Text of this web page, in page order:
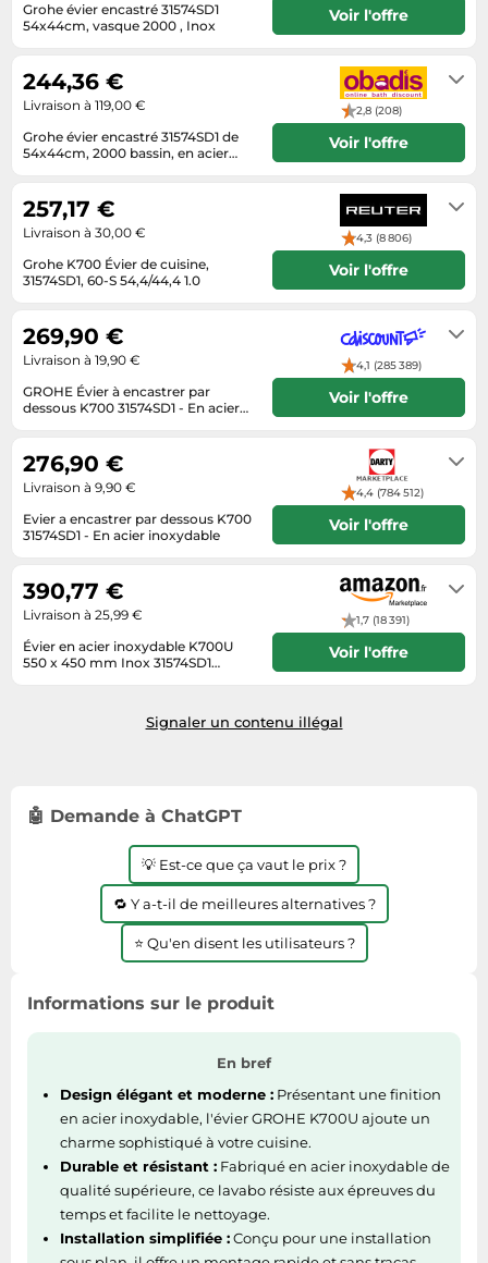
Taille-haies
Textiles de maison
Tondeuses
Tronçonneuses
Tuyaux d'arrosage
Éclairage
Éviers
Informatique
Jeux électroniques
Lave-linge
Machines à coudre
Montres connectées
Objectifs photo
Ordinateurs portables
Photo
Reflex numériques
Réfrigérateurs
Sèche-linge
Tablettes tactiles
Tondeuses cheveux & barbe
Téléphonie
Téléviseurs
Télévision & vidéo
Vélos
Vêtements de sport
Équipement outdoor
Grohe évier encastré 31574SD1
54x44cm, vasque 2000 , Inox
Voir l'offre
Grohe évier encastré 31574SD1 de
54x44cm, 2000 bassin, en acier
2,8 (208)
244,36 €
Livraison à 119,00 €
Voir l'offre
Grohe K700 Évier de cuisine,
31574SD1, 60-S 54,4/44,4 1.0
4,3 (8 806)
257,17 €
Livraison à 30,00 €
Voir l'offre
GROHE Évier à encastrer par
dessous K700 31574SD1 - En acier
4,1 (285 389)
269,90 €
Livraison à 19,90 €
Voir l'offre
Evier a encastrer par dessous K700
31574SD1 - En acier inoxydable
4,4 (784 512)
276,90 €
Livraison à 9,90 €
Voir l'offre
Évier en acier inoxydable K700U
550 x 450 mm Inox 31574SD1
1,7 (18 391)
390,77 €
Livraison à 25,99 €
Voir l'offre
Signaler un contenu illégal
🤖 Demande à ChatGPT
💡 Est-ce que ça vaut le prix ?
🔁 Y a-t-il de meilleures alternatives ?
⭐ Qu'en disent les utilisateurs ?
Informations sur le produit
En bref
Design élégant et moderne : Présentant une finition
en acier inoxydable, l'évier GROHE K700U ajoute un
charme sophistiqué à votre cuisine.
Durable et résistant : Fabriqué en acier inoxydable de
qualité supérieure, ce lavabo résiste aux épreuves du
temps et facilite le nettoyage.
Installation simplifiée :Conçu pour une installation